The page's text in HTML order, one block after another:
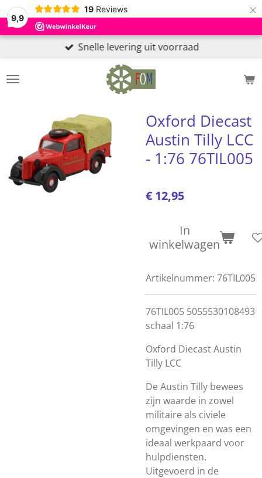
9,9
19 Reviews ×
Snelle levering uit voorraad
Oxford Diecast
Austin Tilly LCC
- 1:76 76TIL005
€ 12,95
In
winkelwagen
Artikelnummer: 76TIL005
76TIL005 5055530108493
schaal 1:76
Oxford Diecast Austin
Tilly LCC
De Austin Tilly bewees
zijn waarde in zowel
militaire als civiele
omgevingen en was een
ideaal werkpaard voor
hulpdiensten.
Uitgevoerd in de